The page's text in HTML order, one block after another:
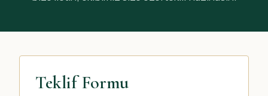
Teklif Formu